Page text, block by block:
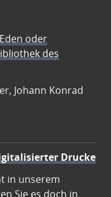
oder
des
Johann Konrad
Drucke
in unserem
Sie es doch in